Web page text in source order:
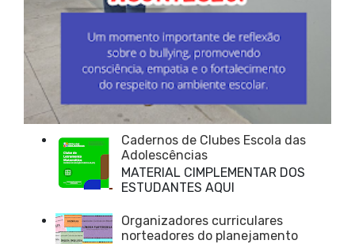
Cadernos de Clubes Escola das
Adolescências
MATERIAL CIMPLEMENTAR DOS
ESTUDANTES AQUI
Organizadores curriculares
norteadores do planejamento